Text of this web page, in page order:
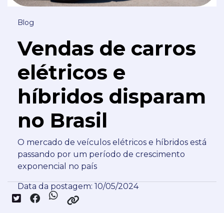
Blog
Vendas de carros
elétricos e
híbridos disparam
no Brasil
O mercado de veículos elétricos e híbridos está
passando por um período de crescimento
exponencial no país
Data da postagem: 10/05/2024